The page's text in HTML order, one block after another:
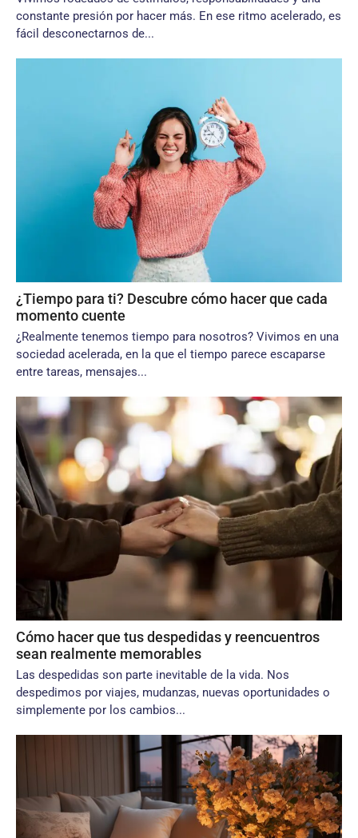
constante presión por hacer más. En ese ritmo acelerado, es
fácil desconectarnos de...
¿Tiempo para ti? Descubre cómo hacer que cada
momento cuente
¿Realmente tenemos tiempo para nosotros? Vivimos en una
sociedad acelerada, en la que el tiempo parece escaparse
entre tareas, mensajes...
Cómo hacer que tus despedidas y reencuentros
sean realmente memorables
Las despedidas son parte inevitable de la vida. Nos
despedimos por viajes, mudanzas, nuevas oportunidades o
simplemente por los cambios...